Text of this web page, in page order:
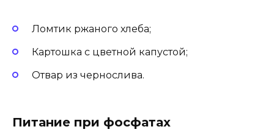
Ломтик ржаного хлеба;
Картошка с цветной капустой;
Отвар из чернослива.
Питание при фосфатах